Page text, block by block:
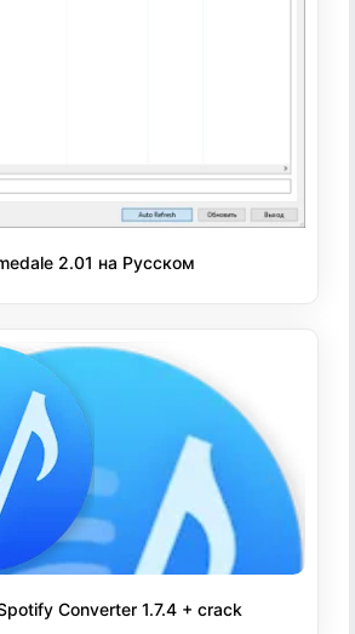
2.01 на Русском
Converter 1.7.4 + crack